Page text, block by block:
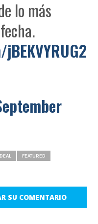
lo más
FEATURED
SU COMENTARIO